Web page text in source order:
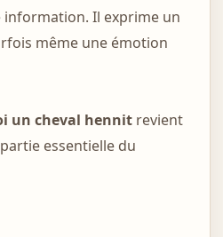
Il exprime un
même une émotion
un cheval hennitrevient
essentielle du